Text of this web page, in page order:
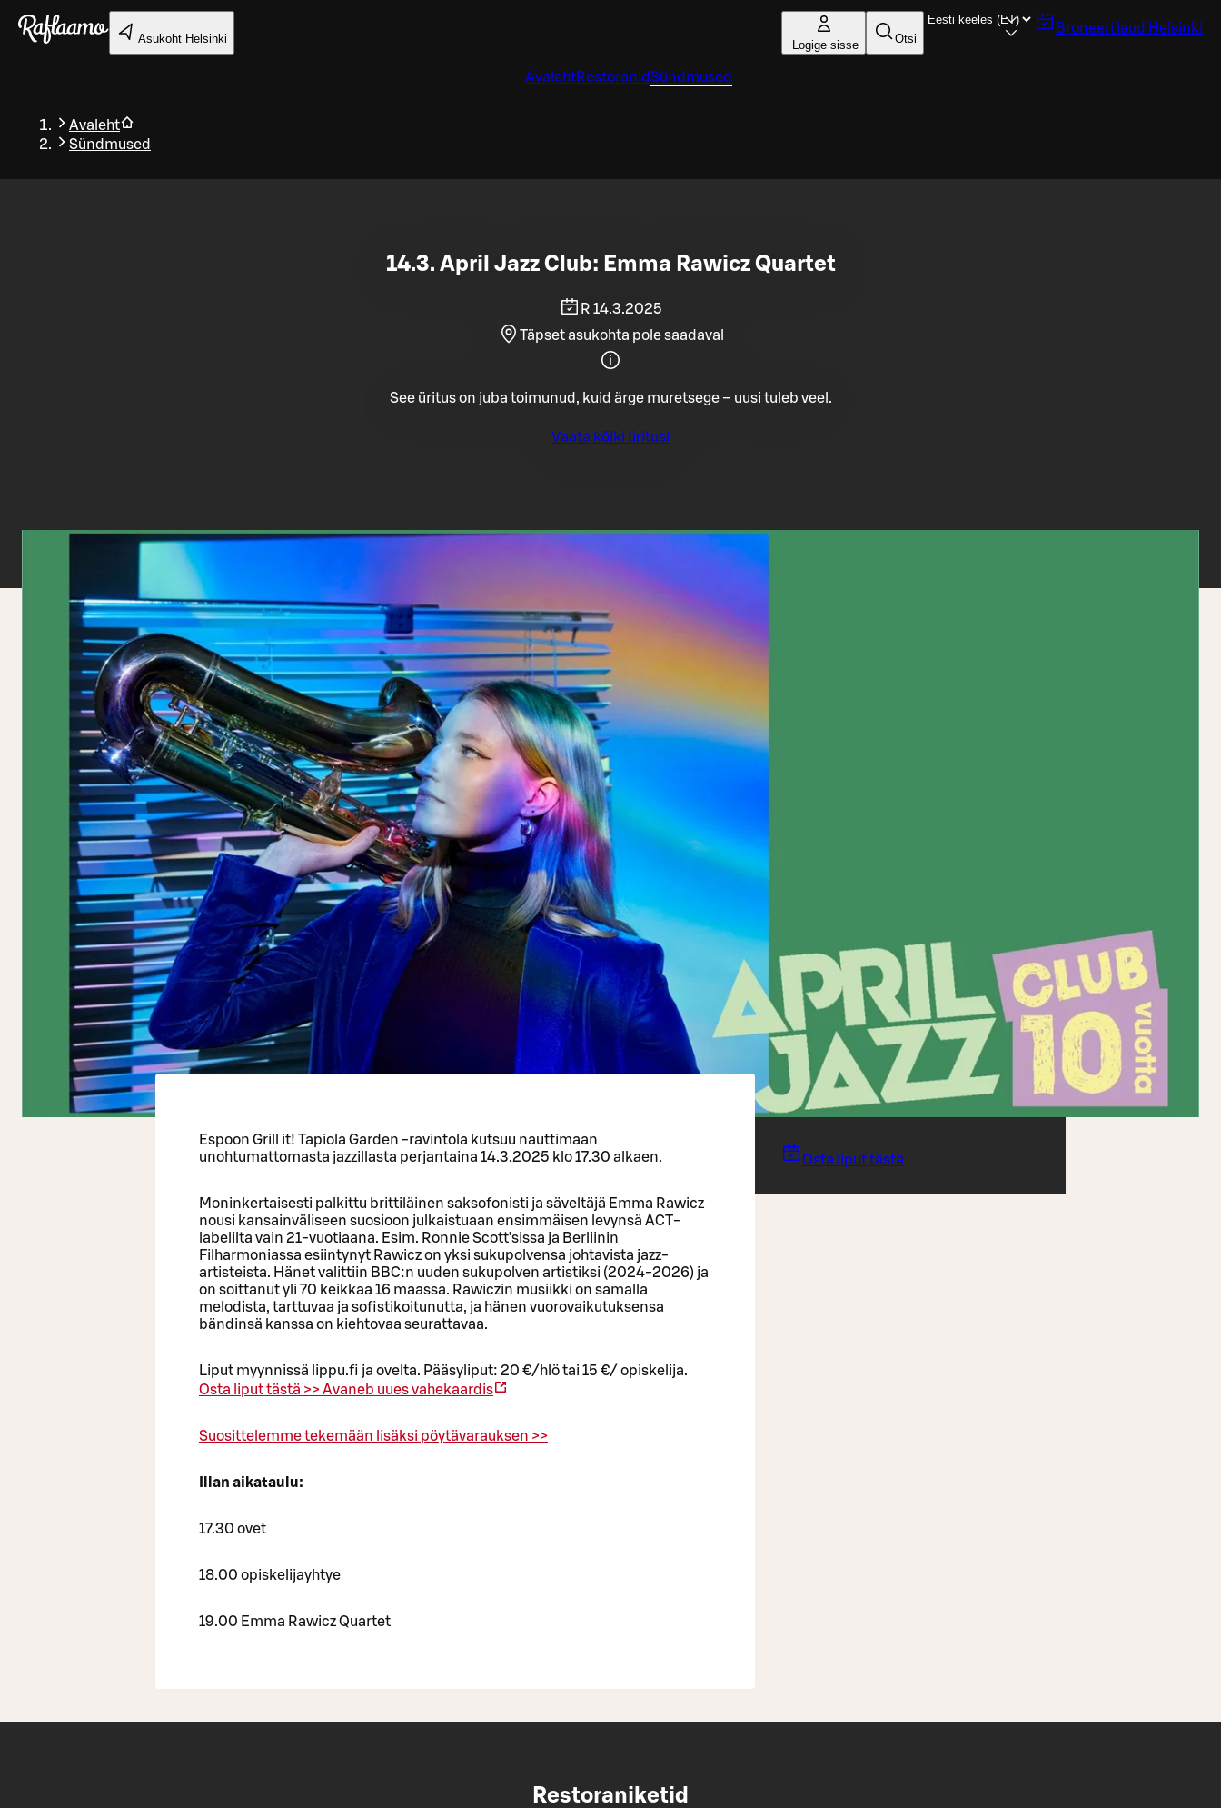
Liigu peamise sisu juurde
Asukoht Helsinki Logige sisse Otsi
Broneeri laud Helsinki
AvalehtRestoranidSündmused
Avaleht
Sündmused
Tagasi
14.3. April Jazz Club: Emma Rawicz Quartet
R 14.3.2025
Täpset asukohta pole saadaval
See üritus on juba toimunud, kuid ärge muretsege – uusi tuleb veel.
Vaata kõiki üritusi
Espoon Grill it! Tapiola Garden -ravintola kutsuu nauttimaan
unohtumattomasta jazzillasta perjantaina 14.3.2025 klo 17.30 alkaen.
Moninkertaisesti palkittu brittiläinen saksofonisti ja säveltäjä Emma Rawicz
nousi kansainväliseen suosioon julkaistuaan ensimmäisen levynsä ACT-
labelilta vain 21-vuotiaana. Esim. Ronnie Scott’sissa ja Berliinin
Filharmoniassa esiintynyt Rawicz on yksi sukupolvensa johtavista jazz-
artisteista. Hänet valittiin BBC:n uuden sukupolven artistiksi (2024-2026) ja
on soittanut yli 70 keikkaa 16 maassa. Rawiczin musiikki on samalla
melodista, tarttuvaa ja sofistikoitunutta, ja hänen vuorovaikutuksensa
bändinsä kanssa on kiehtovaa seurattavaa.
Liput myynnissä lippu.fi ja ovelta. Pääsyliput: 20 €/hlö tai 15 €/ opiskelija.
Osta liput tästä >>Avaneb uues vahekaardis
Suosittelemme tekemään lisäksi pöytävarauksen >>
Illan aikataulu:
17.30 ovet
18.00 opiskelijayhtye
19.00 Emma Rawicz Quartet
Osta liput tästä
Restoraniketid